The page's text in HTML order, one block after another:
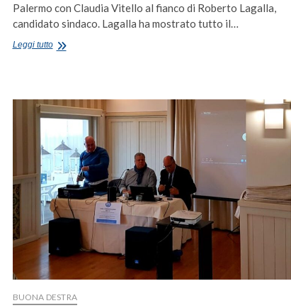
Palermo con Claudia Vitello al fianco di Roberto Lagalla,
candidato sindaco. Lagalla ha mostrato tutto il…
Leggi tuttoPalermo,
elettorale
di
Roberto
Lagalla:
“Da
noi
fatti
e
risposte
concrete”
BUONA DESTRA